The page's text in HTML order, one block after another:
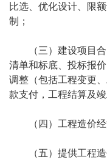
比选、优化设计、限
制；
（三）建设项目合
清单和标底、投标报
调整（包括工程变更
款支付，工程结算及
（四）工程造价经
（五）提供工程造